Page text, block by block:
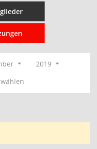
2019